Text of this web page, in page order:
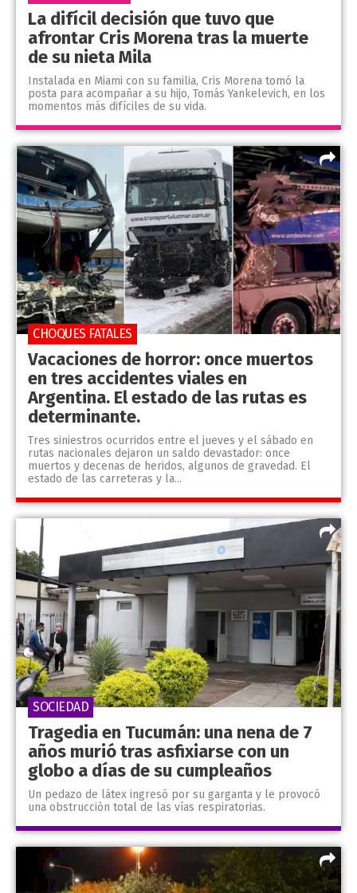
La difícil decisión que tuvo que
afrontar Cris Morena tras la muerte
de su nieta Mila
Instalada en Miami con su familia, Cris Morena tomó la
posta para acompañar a su hijo, Tomás Yankelevich, en los
momentos más difíciles de su vida.
Vacaciones de horror: once muertos
en tres accidentes viales en
Argentina. El estado de las rutas es
determinante.
Tres siniestros ocurridos entre el jueves y el sábado en
rutas nacionales dejaron un saldo devastador: once
muertos y decenas de heridos, algunos de gravedad. El
estado de las carreteras y la...
CHOQUES FATALES
Tragedia en Tucumán: una nena de 7
años murió tras asfixiarse con un
globo a días de su cumpleaños
Un pedazo de látex ingresó por su garganta y le provocó
una obstrucción total de las vías respiratorias.
SOCIEDAD